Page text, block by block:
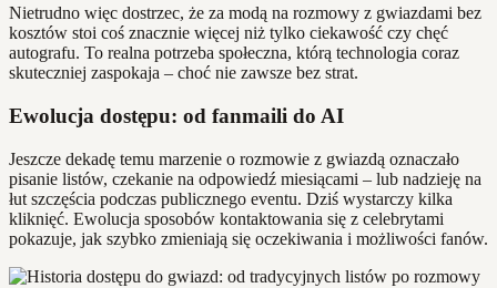
Nietrudno więc dostrzec, że za modą na rozmowy z gwiazdami bez
kosztów stoi coś znacznie więcej niż tylko ciekawość czy chęć
autografu. To realna potrzeba społeczna, którą technologia coraz
skuteczniej zaspokaja – choć nie zawsze bez strat.
Ewolucja dostępu: od fanmaili do AI
Jeszcze dekadę temu marzenie o rozmowie z gwiazdą oznaczało
pisanie listów, czekanie na odpowiedź miesiącami – lub nadzieję na
łut szczęścia podczas publicznego eventu. Dziś wystarczy kilka
kliknięć. Ewolucja sposobów kontaktowania się z celebrytami
pokazuje, jak szybko zmieniają się oczekiwania i możliwości fanów.